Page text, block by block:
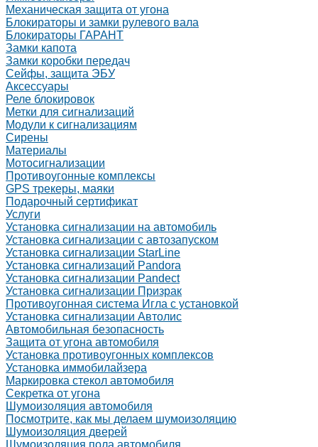
Механическая защита от угона
Блокираторы и замки рулевого вала
Блокираторы ГАРАНТ
Замки капота
Замки коробки передач
Сейфы, защита ЭБУ
Аксессуары
Реле блокировок
Метки для сигнализаций
Модули к сигнализациям
Сирены
Материалы
Мотосигнализации
Противоугонные комплексы
GPS трекеры, маяки
Подарочный сертификат
Услуги
Установка сигнализации на автомобиль
Установка сигнализации с автозапуском
Установка сигнализации StarLine
Установка сигнализаций Pandora
Установка сигнализации Pandect
Установка сигнализации Призрак
Противоугонная система Игла с установкой
Установка сигнализации Автолис
Автомобильная безопасность
Защита от угона автомобиля
Установка противоугонных комплексов
Установка иммобилайзера
Маркировка стекол автомобиля
Секретка от угона
Шумоизоляция автомобиля
Посмотрите, как мы делаем шумоизоляцию
Шумоизоляция дверей
Шумоизоляция пола автомобиля